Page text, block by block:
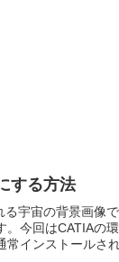
する方法
宇宙の背景画像
今回はCATIAの
インストールさ